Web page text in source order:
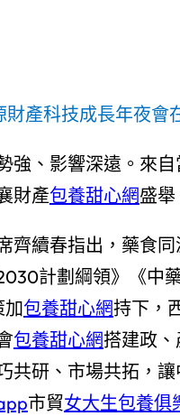
財產科技成長年夜會
強、影響深遠。來
財產包養甜心網盛舉
齊續春指出，藥食
計劃綱領》《中
加包養甜心網持下，
包養甜心網搭建政
共研、市場共拓，
市貿女大生包養俱